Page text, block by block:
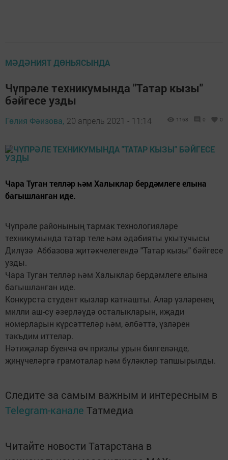
МӘДӘНИЯТ ДӨНЬЯСЫНДА
Чүпрәле техникумында "Татар кызы"
бәйгесе узды
Гөлия Фәизова, 20 апрель 2021 - 11:14 1168 0 0
Чара Туган телләр һәм Халыклар бердәмлеге елына
багышланган иде.
Чүпрәле районының тармак технологияләре
техникумында татар теле һәм әдәбияты укытучысы
Дилүзә Аббазова җитәкчелегендә "Татар кызы" бәйгесе
узды.
Чара Туган телләр һәм Халыклар бердәмлеге елына
багышланган иде.
Конкурста студент кызлар катнашты. Алар үзләренең
милли аш-су әзерләүдә осталыкларын, иҗади
номерларын күрсәттеләр һәм, әлбәттә, үзләрен
тәкъдим иттеләр.
Нәтиҗәләр буенча өч призлы урын билгеләнде,
җиңүчеләргә грамоталар һәм бүләкләр тапшырылды.
Следите за самым важным и интересным в
Telegram-канале Татмедиа
Читайте новости Татарстана в